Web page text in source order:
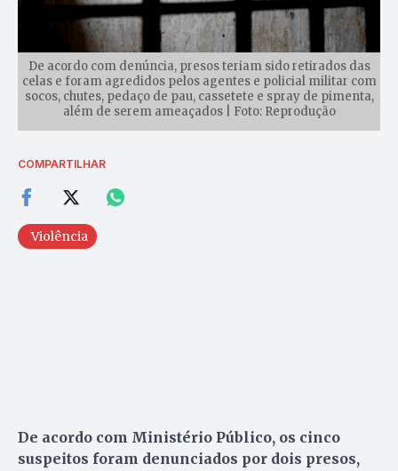
De acordo com denúncia, presos teriam sido retirados das
celas e foram agredidos pelos agentes e policial militar com
socos, chutes, pedaço de pau, cassetete e spray de pimenta,
além de serem ameaçados | Foto: Reprodução
COMPARTILHAR
Violência
De acordo com Ministério Público, os cinco
suspeitos foram denunciados por dois presos,